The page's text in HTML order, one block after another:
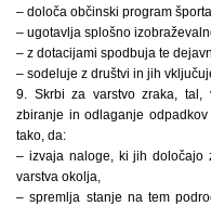
– določa občinski program športa,
– ugotavlja splošno
– z dotacijami spodbuja te
– sodeluje z društvi in jih
9. Skrbi za varstvo zraka, tal,
zbiranje in odlaganje
tako, da:
– izvaja naloge, ki jih določajo
varstva okolja,
– spremlja stanje na tem